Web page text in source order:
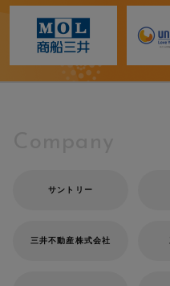
サントリー
三井不動産株式会社